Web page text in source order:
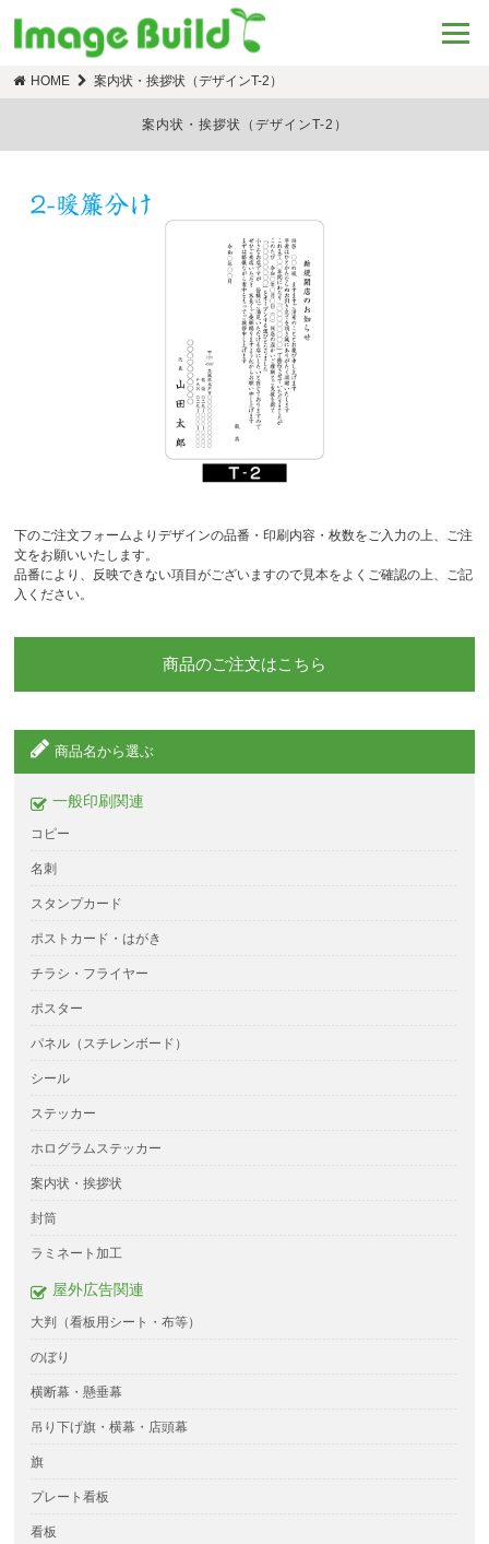
HOME 案内状・挨拶状（デザインT-2）
案内状・挨拶状（デザインT-2）
下のご注文フォームよりデザインの品番・印刷内容・枚数をご入力の上、ご注
文をお願いいたします。
品番により、反映できない項目がございますので見本をよくご確認の上、ご記
入ください。
商品のご注文はこちら
商品名から選ぶ
一般印刷関連
コピー
名刺
スタンプカード
ポストカード・はがき
チラシ・フライヤー
ポスター
パネル（スチレンボード）
シール
ステッカー
ホログラムステッカー
案内状・挨拶状
封筒
ラミネート加工
屋外広告関連
大判（看板用シート・布等）
のぼり
横断幕・懸垂幕
吊り下げ旗・横幕・店頭幕
旗
プレート看板
看板